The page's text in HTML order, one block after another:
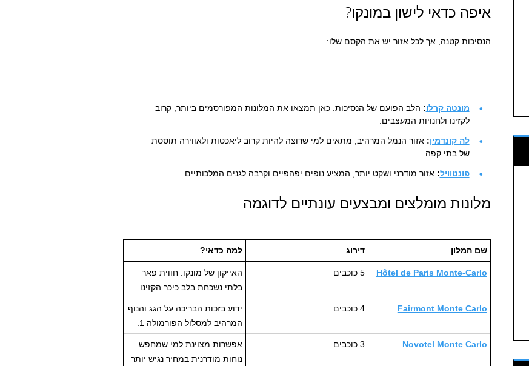
איפה כדאי לישון במונקו?
הנסיכות קטנה, אך לכל אזור יש את הקסם שלו:
מונטה קרלו: הלב הפועם של הנסיכות. כאן תמצאו את המלונות המפורסמים ביותר, קרוב
לקזינו ולחנויות המעצבים.
לה קונדמין: אזור הנמל המרהיב, מתאים למי שרוצה להיות קרוב ליאכטות ולאווירה תוססת
של בתי קפה.
פונטוויל: אזור מודרני ושקט יותר, המציע נופים יפהפיים וקרבה לגנים המלכותיים.
מלונות מומלצים ומבצעים עונתיים לדוגמה
שם המלון דירוג למה כדאי?
Hôtel de Paris Monte-Carlo 5 כוכבים
האייקון של מונקו. חווית פאר
בלתי נשכחת בלב כיכר הקזינו.
Fairmont Monte Carlo 4 כוכבים
ידוע בזכות הבריכה על הגג והנוף
המרהיב למסלול הפורמולה 1.
Novotel Monte Carlo 3 כוכבים
אפשרות מצוינת למי שמחפש
נוחות מודרנית במחיר נגיש יותר